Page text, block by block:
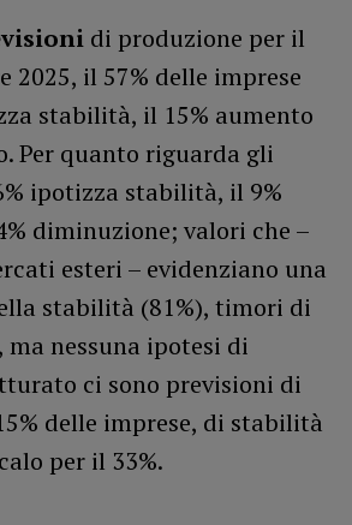
di produzione per il
2025, il 57% delle imprese
stabilità, il 15% aumento
Per quanto riguarda gli
ipotizza stabilità, il 9%
diminuzione; valori che –
esteri – evidenziano una
stabilità (81%), timori di
ma nessuna ipotesi di
ci sono previsioni di
delle imprese, di stabilità
per il 33%.